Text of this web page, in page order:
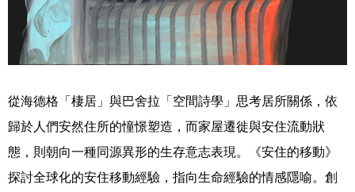
從海德格「棲居」與巴舍拉「空間詩學」思考居所關係，依
歸於人們安然住所的憧憬塑造，而家屋遷徙與安住流動狀
態，則朝向一種同源異形的生存意志表現。《安住的移動》
探討全球化的安住移動經驗，指向生命經驗的情感隱喻。創